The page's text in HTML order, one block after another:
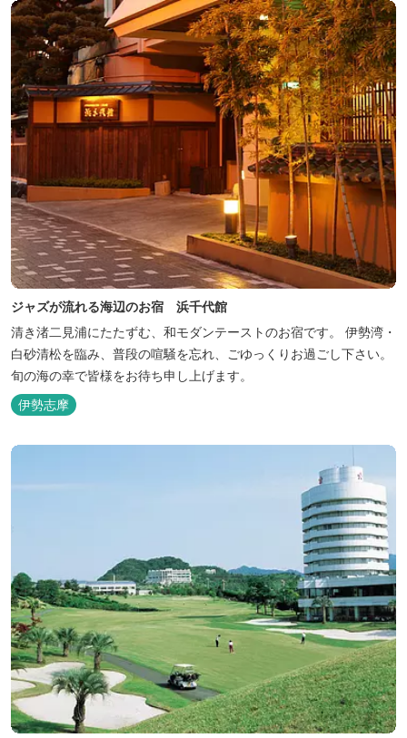
ジャズが流れる海辺のお宿 浜千代館
清き渚二見浦にたたずむ、和モダンテーストのお宿です。 伊勢湾・
白砂清松を臨み、普段の喧騒を忘れ、ごゆっくりお過ごし下さい。
旬の海の幸で皆様をお待ち申し上げます。
伊勢志摩